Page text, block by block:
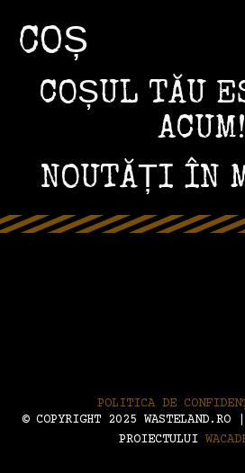
COȘ
COȘUL TĂU
ACUM!
NOUTĂȚI ÎN
POLITICA DE
© COPYRIGHT 2025
PROIECTULUI